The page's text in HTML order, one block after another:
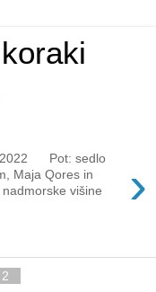
›
Pot: sedlo
Maja Qores in
višine